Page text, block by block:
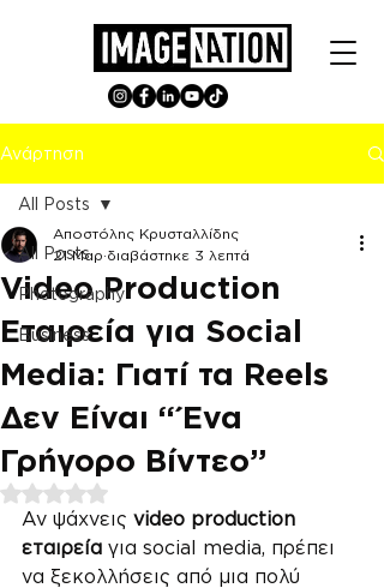
Ανάρτηση
All Posts
Photography
Business
All Posts
Video Production
Εταιρεία για Social
Media: Γιατί τα Reels
Δεν Είναι “Ένα
Γρήγορο Βίντεο”
Αποστόλης Κρυσταλλίδης
21 Μαρ διαβάστηκε 3 λεπτά
Βαθμολογήθηκε με NaN από 5 αστέρια.
Αν ψάχνεις video production
εταιρεία για social media, πρέπει
να ξεκολλήσεις από μια πολύ